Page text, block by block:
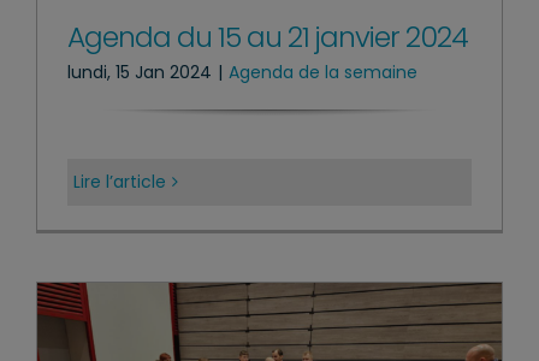
Agenda du 15 au 21 janvier 2024
lundi, 15 Jan 2024 | Agenda de la semaine
Lire l’article